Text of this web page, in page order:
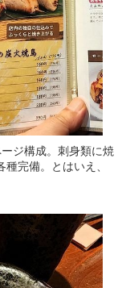
ジ構成。刺身類に焼
完備。とはいえ、